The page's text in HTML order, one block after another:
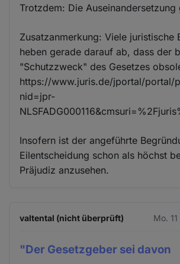
Trotzdem: Die Auseinandersetzung
Zusatzanmerkung: Viele juristische
heben gerade darauf ab, dass der
"Schutzzweck" des Gesetzes
https://www.juris.de/jportal/portal/
nid=jpr-
Insofern ist der angeführte
Eilentscheidung schon als höchst
Präjudiz anzusehen.
valtental (nicht überprüft) Mo.
"Der Gesetzgeber sei davon